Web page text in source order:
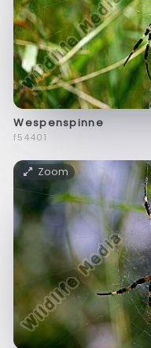
Wespenspinne
f54401
Zoom